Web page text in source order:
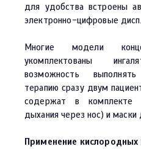
для удобства встроены
электронно-цифровые
Многие модели
укомплектованы
возможность
терапию сразу двум
содержат в комплекте
дыхания через нос) и маски
Применение кислородных